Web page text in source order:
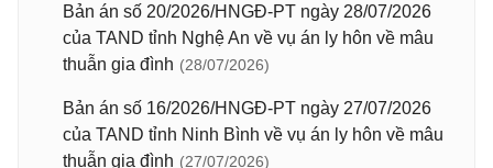
Bản án số 20/2026/HNGĐ-PT ngày 28/07/2026
của TAND tỉnh Nghệ An về vụ án ly hôn về mâu
thuẫn gia đình (28/07/2026)
Bản án số 16/2026/HNGĐ-PT ngày 27/07/2026
của TAND tỉnh Ninh Bình về vụ án ly hôn về mâu
thuẫn gia đình (27/07/2026)